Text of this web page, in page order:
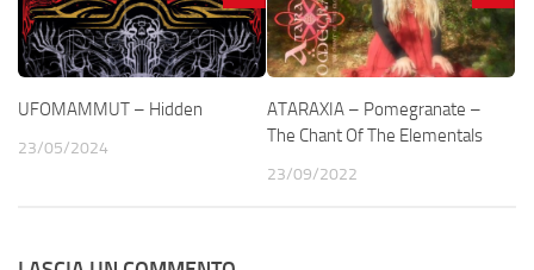
UFOMAMMUT – Hidden
23/05/2024
ATARAXIA – Pomegranate –
The Chant Of The Elementals
23/09/2022